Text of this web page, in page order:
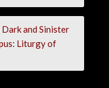
and Sinister
Liturgy of